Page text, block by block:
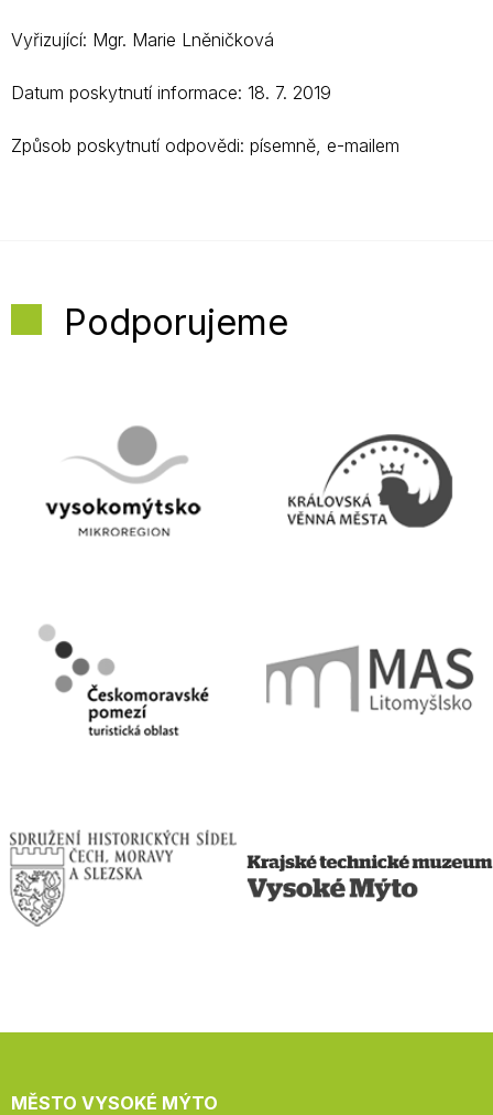
Vyřizující: Mgr. Marie Lněničková
Datum poskytnutí informace: 18. 7. 2019
Způsob poskytnutí odpovědi: písemně, e-mailem
Podporujeme
MĚSTO VYSOKÉ MÝTO